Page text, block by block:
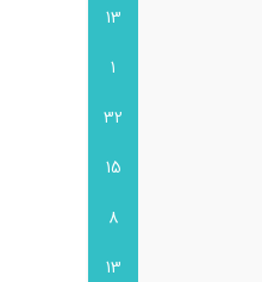
13
1
32
15
8
13